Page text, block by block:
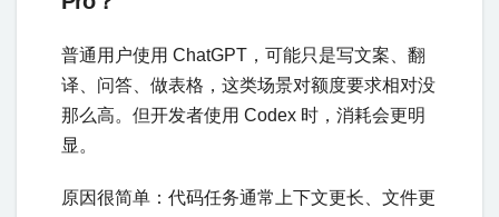
普通用户使用 ChatGPT，可能只是写文案、翻
译、问答、做表格，这类场景对额度要求相对没
那么高。但开发者使用 Codex 时，消耗会更明
显。
原因很简单：代码任务通常上下文更长、文件更